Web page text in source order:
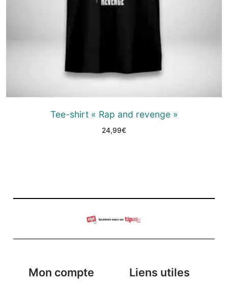
Tee-shirt « Rap and revenge »
24,99€
Mon compte Liens utiles